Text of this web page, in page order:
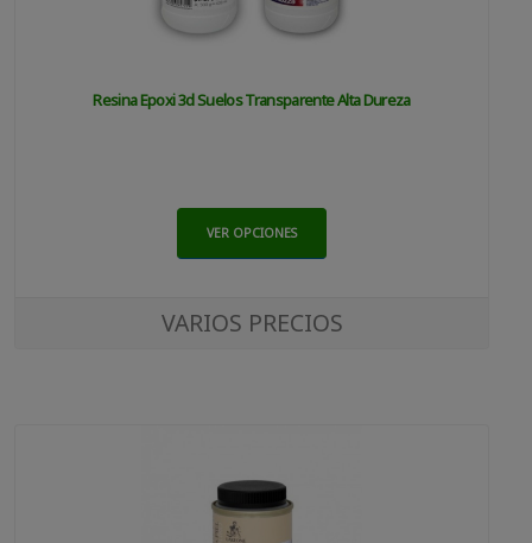
Resina Epoxi 3d Suelos Transparente Alta Dureza
VER OPCIONES
VARIOS PRECIOS